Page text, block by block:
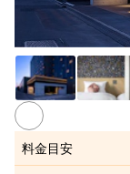
料金目安